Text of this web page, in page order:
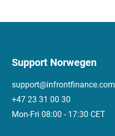
Support Norwegen
support@infrontfinance.com
+47 23 31 00 30
Mon-Fri 08:00 - 17:30 CET